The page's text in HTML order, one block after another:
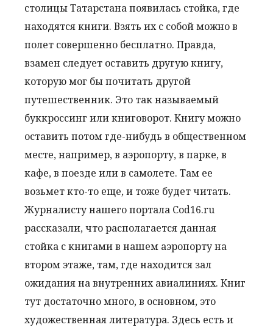
столицы Татарстана появилась стойка, где
находятся книги. Взять их с собой можно в
полет совершенно бесплатно. Правда,
взамен следует оставить другую книгу,
которую мог бы почитать другой
путешественник. Это так называемый
буккроссинг или книговорот. Книгу можно
оставить потом где-нибудь в общественном
месте, например, в аэропорту, в парке, в
кафе, в поезде или в самолете. Там ее
возьмет кто-то еще, и тоже будет читать.
Журналисту нашего портала Cod16.ru
рассказали, что располагается данная
стойка с книгами в нашем аэропорту на
втором этаже, там, где находится зал
ожидания на внутренних авиалиниях. Книг
тут достаточно много, в основном, это
художественная литература. Здесь есть и